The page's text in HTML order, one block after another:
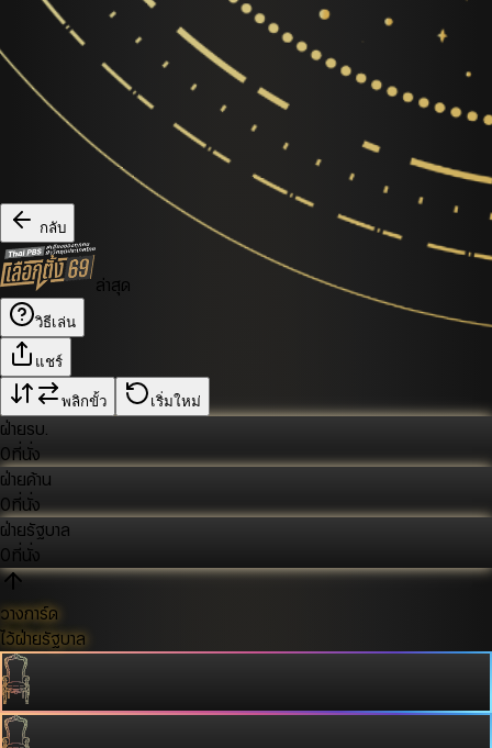
กลับ
ล่าสุด
วิธีเล่น
แชร์
พลิกขั้ว เริ่มใหม่
ฝ่ายรบ.
0ที่นั่ง
ฝ่ายค้าน
0ที่นั่ง
ฝ่ายรัฐบาล
0ที่นั่ง
วางการ์ด
ไว้ฝ่ายรัฐบาล